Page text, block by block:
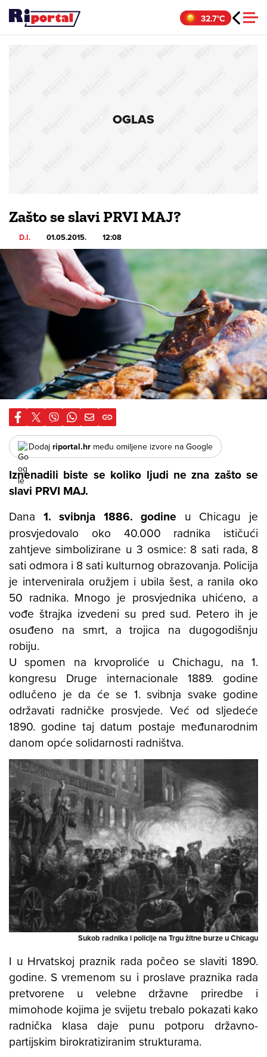
Skip
32.7°C
OGLAS
Zašto se slavi PRVI MAJ?
D.I. 01.05.2015. 12:08
Dodaj riportal.hr među omiljene izvore na Google
Iznenadili biste se koliko ljudi ne zna zašto se
slavi PRVI MAJ.
Dana 1. svibnja 1886. godine u Chicagu je
prosvjedovalo oko 40.000 radnika ističući
zahtjeve simbolizirane u 3 osmice: 8 sati rada, 8
sati odmora i 8 sati kulturnog obrazovanja. Policija
je intervenirala oružjem i ubila šest, a ranila oko
50 radnika. Mnogo je prosvjednika uhićeno, a
vođe štrajka izvedeni su pred sud. Petero ih je
osuđeno na smrt, a trojica na dugogodišnju
robiju.
U spomen na krvoproliće u Chichagu, na 1.
kongresu Druge internacionale 1889. godine
odlučeno je da će se 1. svibnja svake godine
održavati radničke prosvjede. Već od sljedeće
1890. godine taj datum postaje međunarodnim
danom opće solidarnosti radništva.
Sukob radnika i policije na Trgu žitne burze u Chicagu
I u Hrvatskoj praznik rada počeo se slaviti 1890.
godine. S vremenom su i proslave praznika rada
pretvorene u velebne državne priredbe i
mimohode kojima je svijetu trebalo pokazati kako
radnička klasa daje punu potporu državno-
partijskim birokratiziranim strukturama.